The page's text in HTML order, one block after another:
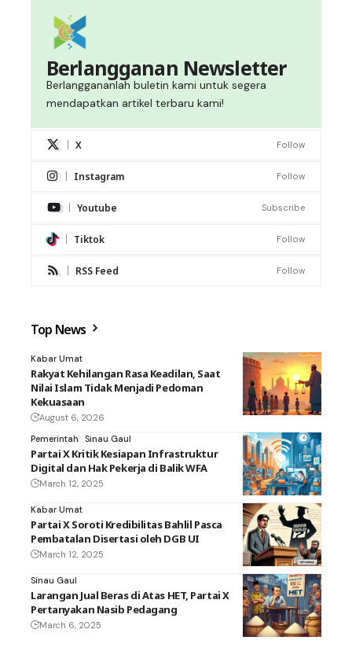
Berlangganan Newsletter
Berlanggananlah buletin kami untuk segera
mendapatkan artikel terbaru kami!
X Follow
Instagram Follow
Youtube Subscribe
Tiktok Follow
RSS Feed Follow
Top News
Kabar Umat
Rakyat Kehilangan Rasa Keadilan, Saat
Nilai Islam Tidak Menjadi Pedoman
Kekuasaan
August 6, 2026
Pemerintah
Sinau Gaul
Partai X Kritik Kesiapan Infrastruktur
Digital dan Hak Pekerja di Balik WFA
March 12, 2025
Kabar Umat
Partai X Soroti Kredibilitas Bahlil Pasca
Pembatalan Disertasi oleh DGB UI
March 12, 2025
Sinau Gaul
Larangan Jual Beras di Atas HET, Partai X
Pertanyakan Nasib Pedagang
March 6, 2025